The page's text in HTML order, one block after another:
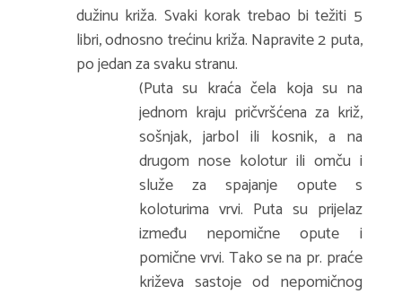
dužinu križa. Svaki korak trebao bi težiti 5
libri, odnosno trećinu križa. Napravite 2 puta,
po jedan za svaku stranu.
(Puta su kraća čela koja su na
jednom kraju pričvršćena za križ,
sošnjak, jarbol ili kosnik, a na
drugom nose kolotur ili omču i
služe za spajanje opute s
koloturima vrvi. Puta su prijelaz
između nepomične opute i
pomične vrvi. Tako se na pr. praće
križeva sastoje od nepomičnog